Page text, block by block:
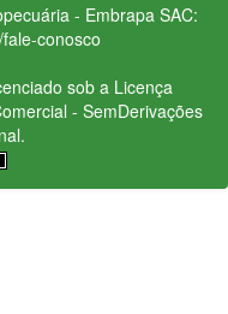
- Embrapa SAC:
conosco
sob a Licença
- SemDerivações